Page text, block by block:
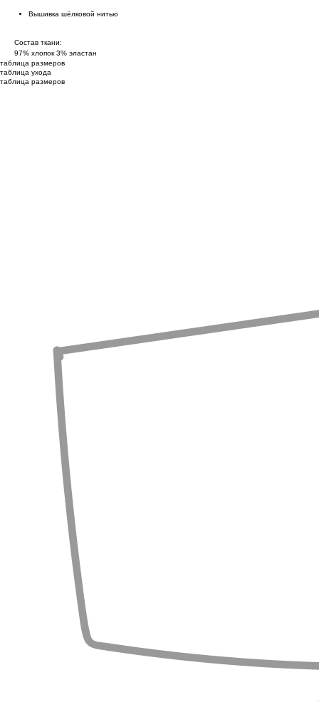
Вышивка шёлковой нитью
Состав ткани:
97% хлопок 3% эластан
таблица размеров
таблица ухода
таблица размеров